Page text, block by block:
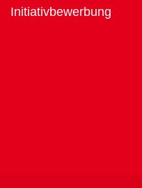
Initiativbewerbung